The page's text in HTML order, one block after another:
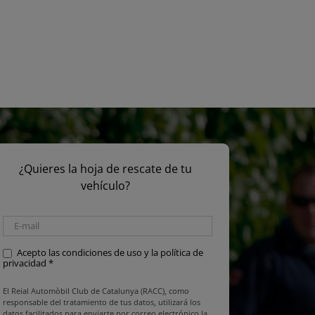
¿Quieres la hoja de rescate de tu
vehículo?
El Reial Automòbil Club de Catalunya (RACC),
como responsable del tratamiento de tus
enviarte por correo electrónico la
información que nos has solicitado sobre
Acepto lascondiciones de uso y la política de
privacidad *
El Reial Automòbil Club de Catalunya (RACC), como
responsable del tratamiento de tus datos, utilizará los